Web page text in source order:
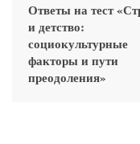
Ответы на тест
и детство:
социокультурные
факторы и пути
преодоления»